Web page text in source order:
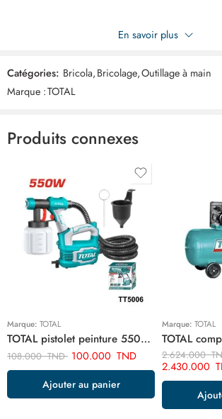
Soyez le premier à donner votre avis sur
200mm THT290801”
Commentaires
Il n'y a pas encore de critiques.
En savoir plus
Catégories: Bricola,Bricolage,Outillage à main
Marque :TOTAL
Produits connexes
Marque: TOTAL
TOTAL pistolet peinture 550w TT5006
108.000TND 100.000 TND
Ajouter au panier
Marque: TOTAL
2.624.000
2.430.000